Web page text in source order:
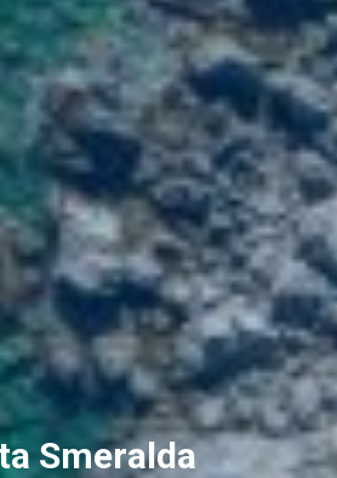
Smeralda